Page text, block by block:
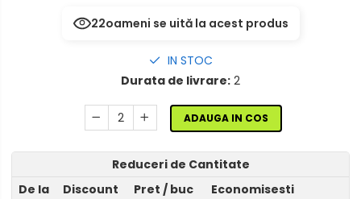
22oameni se uită la acest produs
IN STOC
Durata de livrare: 2
ADAUGA IN COS
Reduceri de Cantitate
De la
Discount Pret / buc
Economisesti